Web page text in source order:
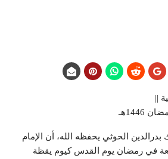
||
بدرالدين الحوثي يحفظه الله، أن الإمام
في رمضان يوم القدس كيوم يقظة